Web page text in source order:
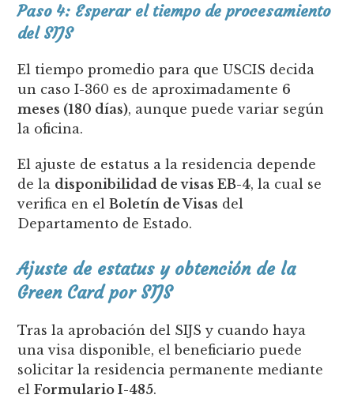
Paso 4: Esperar el tiempo de procesamiento
del SIJS
El tiempo promedio para que USCIS decida
un caso I-360 es de aproximadamente 6
meses (180 días), aunque puede variar según
la oficina.
El ajuste de estatus a la residencia depende
de la disponibilidad de visas EB-4, la cual se
verifica en elBoletín de Visas del
Departamento de Estado.
Ajuste de estatus y obtención de la
Green Card por SIJS
Tras la aprobación del SIJS y cuando haya
una visa disponible, el beneficiario puede
solicitar la residencia permanente mediante
elFormulario I-485.